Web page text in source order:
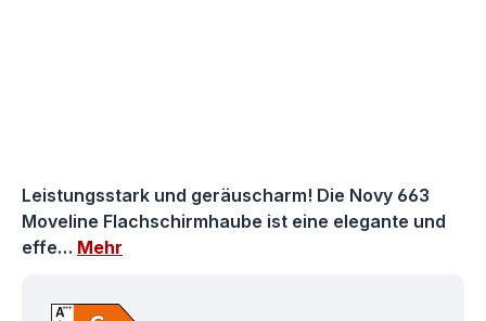
Leistungsstark und geräuscharm! Die Novy 663
Moveline Flachschirmhaube ist eine elegante und
effe… Mehr